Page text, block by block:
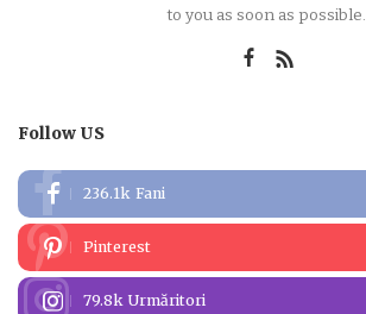
to you as soon as possible.
Follow US
236.1k Fani
Pinterest
79.8k Urmăritori